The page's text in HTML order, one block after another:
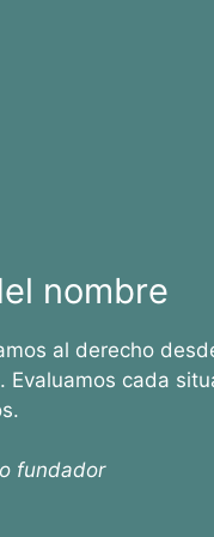
nombre
al derecho
Evaluamos cada
fundador